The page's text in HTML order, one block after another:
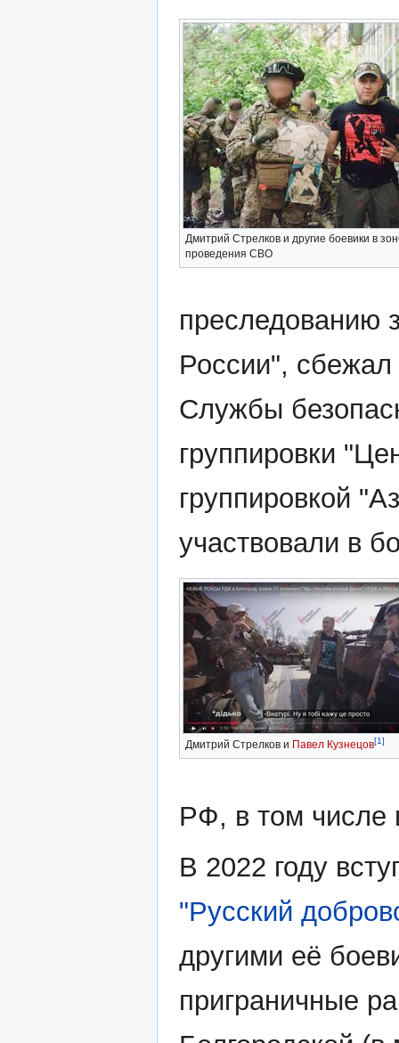
Дмитрий Стрелков и другие боевики в
проведения СВО
преследованию
России",
Службы
группировки
группировкой
участвовали в
Дмитрий Стрелков и Павел Кузнецов[1]
РФ, в том числе
В 2022 году
"Русский
другими её
приграничные